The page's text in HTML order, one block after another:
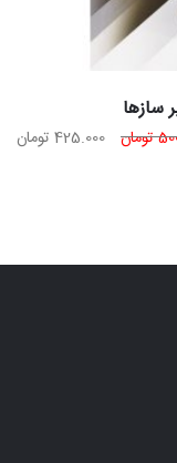
سازها
تومان قیمت
425.000 تومان